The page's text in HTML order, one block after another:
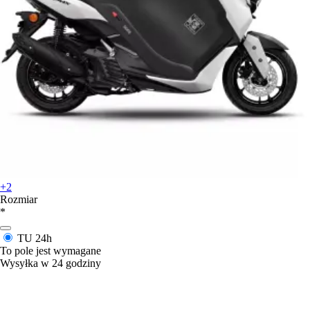
+2
Rozmiar
*
TU 24h
To pole jest wymagane
Wysyłka w 24 godziny